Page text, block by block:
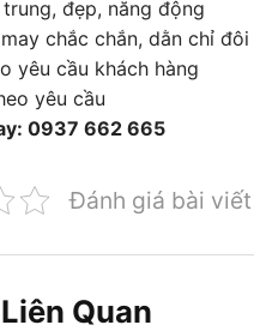
đẹp, năng động
chắc chắn, dằn chỉ
yêu cầu khách hàng
yêu cầu
0937 662 665
Đánh giá bài viết
Quan